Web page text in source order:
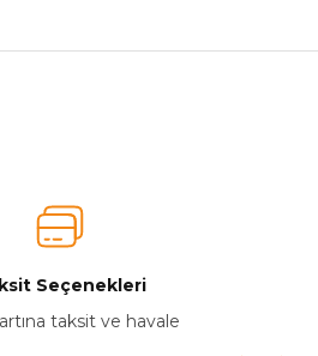
Seçenekleri
taksit ve havale